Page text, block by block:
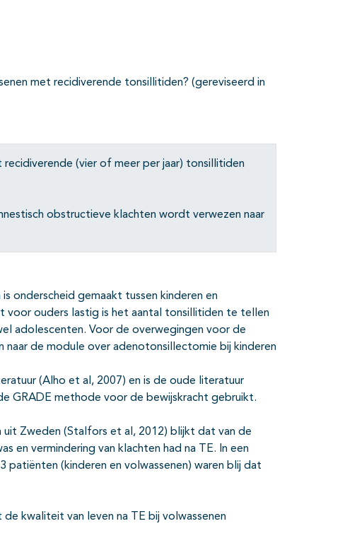
met recidiverende tonsillitiden? (gereviseerd in
(vier of meer per jaar) tonsillitiden
obstructieve klachten wordt verwezen naar
onderscheid gemaakt tussen kinderen en
voor ouders lastig is het aantal tonsillitiden te tellen
adolescenten. Voor de overwegingen voor de
de module over adenotonsillectomie bij kinderen
(Alho et al, 2007) en is de oude literatuur
GRADE methode voor de bewijskracht gebruikt.
uit Zweden (Stalfors et al, 2012) blijkt dat van de
en vermindering van klachten had na TE. In een
patiënten (kinderen en volwassenen) waren blij dat
kwaliteit van leven na TE bij volwassenen